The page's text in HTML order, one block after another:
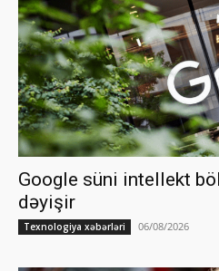
Google süni intellekt
dəyişir
Texnologiya xəbərləri 06/08/2026